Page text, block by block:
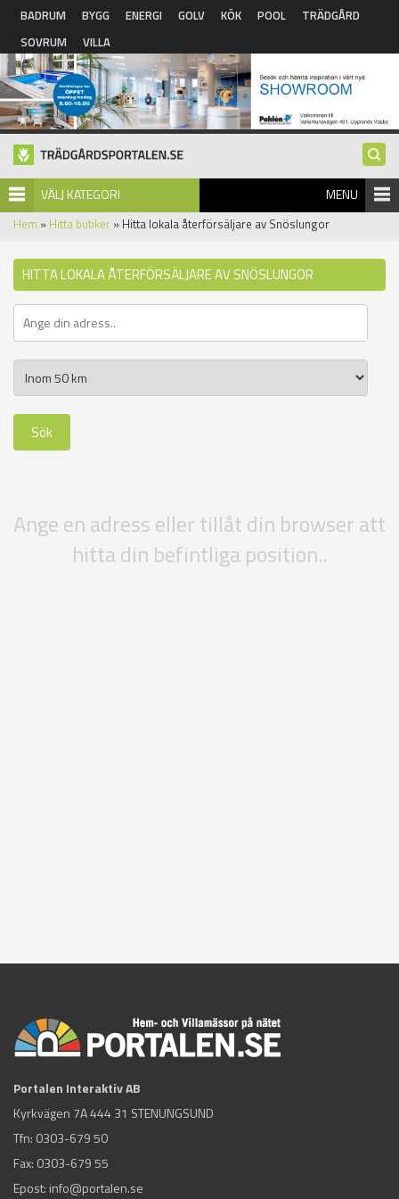
Hoppa till huvudinnehåll
BADRUM BYGG ENERGI GOLV KÖK POOL
TRÄDGÅRD
SOVRUM
VILLA
VÄLJ KATEGORI MENU
Hem » Hitta butiker » Hitta lokala återförsäljare av Snöslungor
HITTA LOKALA ÅTERFÖRSÄLJARE AV SNÖSLUNGOR
Ange en adress eller tillåt din browser att
hitta din befintliga position..
Portalen Interaktiv AB
Kyrkvägen 7A 444 31 STENUNGSUND
Tfn: 0303-679 50
Fax: 0303-679 55
Epost: info@portalen.se